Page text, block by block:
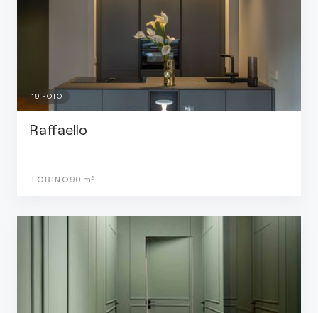
19 FOTO
Raffaello
TORINO 90 m²